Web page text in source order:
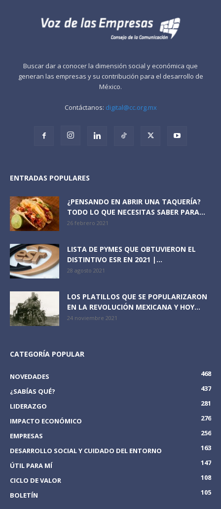
Buscar dar a conocer la dimensión social y económica que
generan las empresas y su contribución para el desarrollo de
México.
Contáctanos: digital@cc.org.mx
ENTRADAS POPULARES
¿PENSANDO EN ABRIR UNA TAQUERÍA?
TODO LO QUE NECESITAS SABER PARA...
26 febrero 2021
LISTA DE PYMES QUE OBTUVIERON EL
DISTINTIVO ESR EN 2021 |...
28 agosto 2021
LOS PLATILLOS QUE SE POPULARIZARON
EN LA REVOLUCIÓN MEXICANA Y HOY...
24 noviembre 2021
CATEGORÍA POPULAR
NOVEDADES
468
¿SABÍAS QUÉ?
437
LIDERAZGO
281
IMPACTO ECONÓMICO
276
EMPRESAS
256
DESARROLLO SOCIAL Y CUIDADO DEL ENTORNO
163
ÚTIL PARA MÍ
147
CICLO DE VALOR
108
BOLETÍN
105